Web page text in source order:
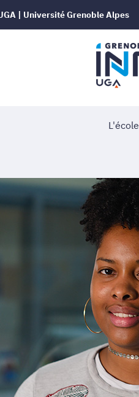
| Université Grenoble Alpes
L'école